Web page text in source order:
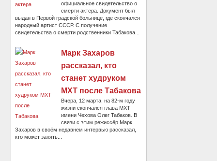
официальное свидетельство о
смерти актера. Документ был
выдан в Первой градской больнице, где скончался
народный артист СССР. С получение
свидетельства о смерти родственники Табакова...
Марк Захаров
рассказал, кто
станет худруком
МХТ после Табакова
Вчера, 12 марта, на 82-м году
жизни скончался глава МХТ
имени Чехова Олег Табаков. В
связи с этим режиссёр Марк
Захаров в своём недавнем интервью рассказал,
кто может занять...